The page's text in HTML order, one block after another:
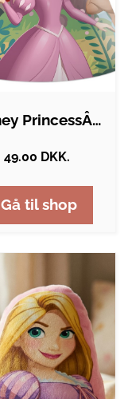
Disney PrincessÂ® Partyhatte
49.00 DKK.
Gå til shop